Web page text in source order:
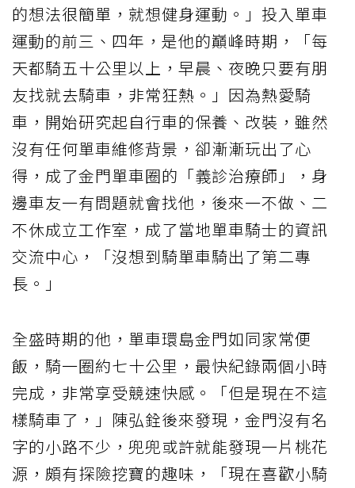
的想法很簡單，就想健身運動。」投入單車
運動的前三、四年，是他的巔峰時期，「每
天都騎五十公里以上，早晨、夜晚只要有朋
友找就去騎車，非常狂熱。」因為熱愛騎
車，開始研究起自行車的保養、改裝，雖然
沒有任何單車維修背景，卻漸漸玩出了心
得，成了金門單車圈的「義診治療師」，身
邊車友一有問題就會找他，後來一不做、二
不休成立工作室，成了當地單車騎士的資訊
交流中心，「沒想到騎單車騎出了第二專
長。」
全盛時期的他，單車環島金門如同家常便
飯，騎一圈約七十公里，最快紀錄兩個小時
完成，非常享受競速快感。「但是現在不這
樣騎車了，」陳弘銓後來發現，金門沒有名
字的小路不少，兜兜或許就能發現一片桃花
源，頗有探險挖寶的趣味，「現在喜歡小騎